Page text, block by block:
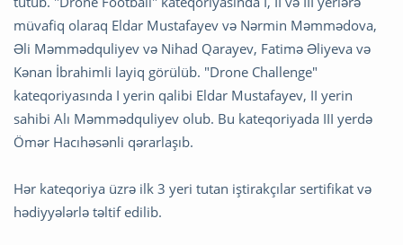
müvafiq olaraq Eldar Mustafayev və Nərmin Məmmədova,
Əli Məmmədquliyev və Nihad Qarayev, Fatimə Əliyeva və
Kənan İbrahimli layiq görülüb. "Drone Challenge"
kateqoriyasında I yerin qalibi Eldar Mustafayev, II yerin
sahibi Alı Məmmədquliyev olub. Bu kateqoriyada III yerdə
Ömər Hacıhəsənli qərarlaşıb.
Hər kateqoriya üzrə ilk 3 yeri tutan iştirakçılar sertifikat və
hədiyyələrlə təltif edilib.